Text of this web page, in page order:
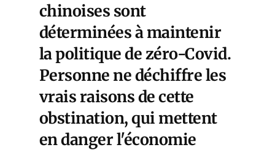
chinoises sont
déterminées à maintenir
la politique de zéro-Covid.
Personne ne déchiffre les
vrais raisons de cette
obstination, qui mettent
en danger l'économie